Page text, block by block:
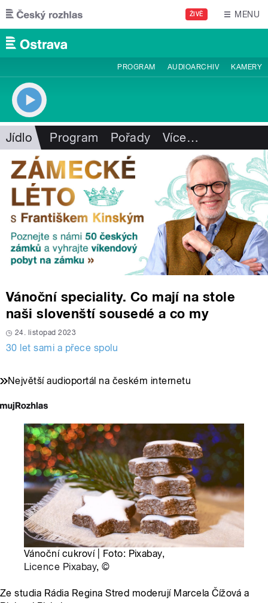
Přejít k hlavnímu obsahu
ŽIVĚ MENU
PROGRAM AUDIOARCHIV KAMERY
Jídlo Program Pořady Více…
Vánoční speciality. Co mají na stole
naši slovenští sousedé a co my
24. listopad 2023
30 let sami a přece spolu
Největší audioportál na českém internetu
Vánoční cukroví | Foto: Pixabay,
Licence Pixabay,©
Ze studia Rádia Regina Stred moderují Marcela Čížová a